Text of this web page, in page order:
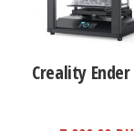
Creality Ender